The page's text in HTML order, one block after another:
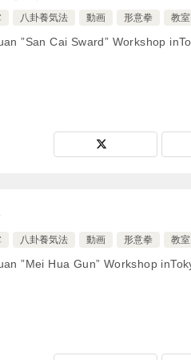
八卦養気法 動画 形意拳 教室
”San Cai Sward” Workshop
八卦養気法 動画 形意拳 教室
”Mei Hua Gun” Workshop